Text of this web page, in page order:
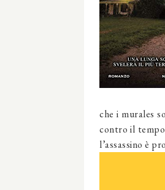
che i murales
contro il
l’assassino è